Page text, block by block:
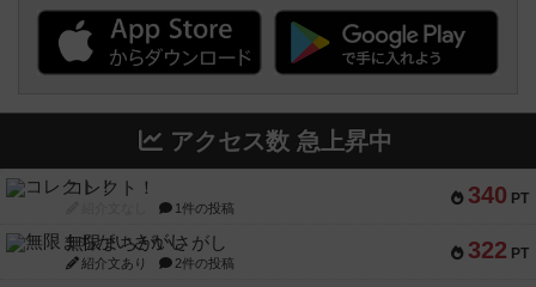
アクセス数 急上昇中
340 PT
コレクト！
1件の投稿
322 PT
無限まちがいさがし
紹介文あり 2件の投稿